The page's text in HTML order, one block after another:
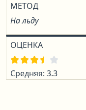
МЕТОД
На льду
ОЦЕНКА
Средняя: 3.3